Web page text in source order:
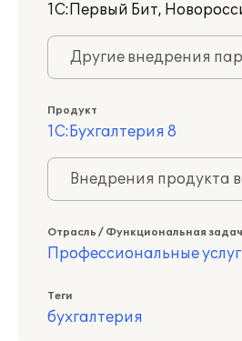
1С:Первый Бит,
Другие внедрения
Продукт
1С:Бухгалтерия 8
Внедрения продукта
Отрасль / Функциональная
Профессиональные
Теги
бухгалтерия